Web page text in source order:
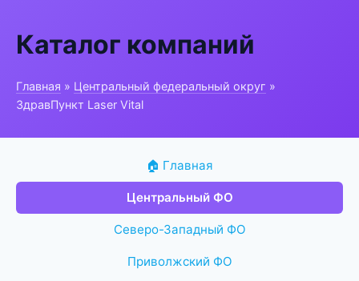
Каталог компаний
Главная » Центральный федеральный округ »
ЗдравПункт Laser Vital
🏠 Главная
Центральный ФО
Северо-Западный ФО
Приволжский ФО